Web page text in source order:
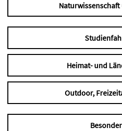
Heimat- und
Outdoor,